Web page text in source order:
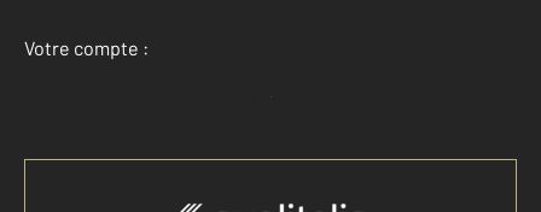
Votre compte :
Accéder à mon compte